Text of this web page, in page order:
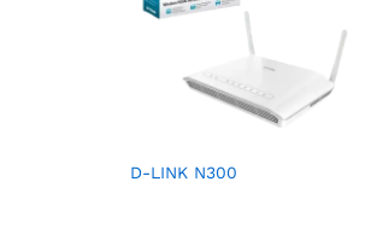
D-LINK N300